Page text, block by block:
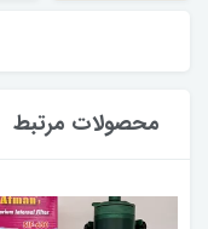
محصولات مرتبط